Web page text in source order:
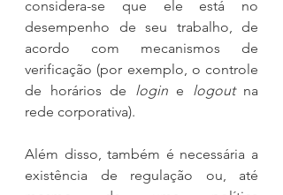
considera-se que ele está no
desempenho de seu trabalho, de
acordo com mecanismos de
verificação (por exemplo, o controle
de horários de login e logout na
rede corporativa).
Além disso, também é necessária a
existência de regulação ou, até